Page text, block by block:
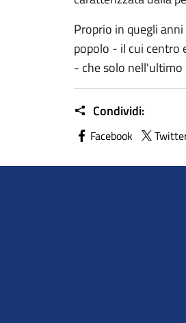
Proprio in quegli
popolo - il cui centro
- che solo nell'ultimo
Condividi:
Facebook